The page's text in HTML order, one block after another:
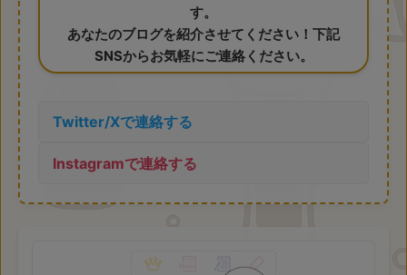
す。
あなたのブログを紹介させてください！下記
SNSからお気軽にご連絡ください。
Twitter/Xで連絡する
Instagramで連絡する